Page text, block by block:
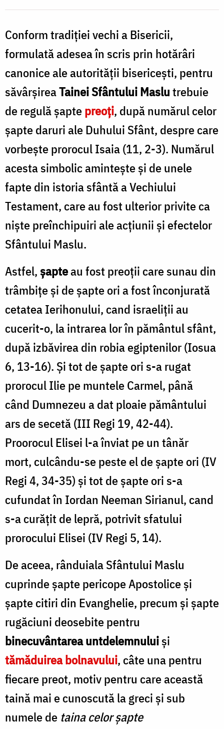
Conform tradiţiei vechi a Bisericii,
formulată adesea în scris prin hotărâri
canonice ale autorităţii bisericeşti, pentru
săvârşireaTainei Sfântului Maslutrebuie
de regulă şaptepreoţi, după numărul celor
şapte daruri ale Duhului Sfânt, despre care
vorbeşte prorocul Isaia (11, 2-3). Numărul
acesta simbolic aminteşte şi de unele
fapte din istoria sfântă a Vechiului
Testament, care au fost ulterior privite ca
nişte preînchipuiri ale acţiunii şi efectelor
Sfântului Maslu.
Astfel,şapteau fost preoţii care sunau din
trâmbiţe şi de şapte ori a fost înconjurată
cetatea Ierihonului, cand israeliţii au
cucerit-o, la intrarea lor în pământul sfânt,
după izbăvirea din robia egiptenilor (Iosua
6, 13-16). Şi tot de şapte ori s-a rugat
prorocul Ilie pe muntele Carmel, până
când Dumnezeu a dat ploaie pământului
ars de secetă (III Regi 19, 42-44).
Proorocul Elisei l-a înviat pe un tânăr
mort, culcându-se peste el de şapte ori (IV
Regi 4, 34-35) şi tot de şapte ori s-a
cufundat în Iordan Neeman Sirianul, cand
s-a curăţit de lepră, potrivit sfatului
prorocului Elisei (IV Regi 5, 14).
De aceea, rânduiala Sfântului Maslu
cuprinde şapte pericope Apostolice şi
şapte citiri din Evanghelie, precum şi şapte
rugăciuni deosebite pentru
binecuvântarea untdelemnuluişi
tămăduirea bolnavului, câte una pentru
fiecare preot, motiv pentru care această
taină mai e cunoscută la greci şi sub
numele de taina celor şapte